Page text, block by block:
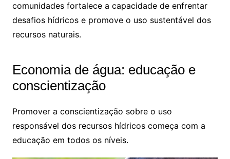
comunidades fortalece a capacidade de enfrentar
desafios hídricos e promove o uso sustentável dos
recursos naturais.
Economia de água: educação e
conscientização
Promover a conscientização sobre o uso
responsável dos recursos hídricos começa com a
educação em todos os níveis.